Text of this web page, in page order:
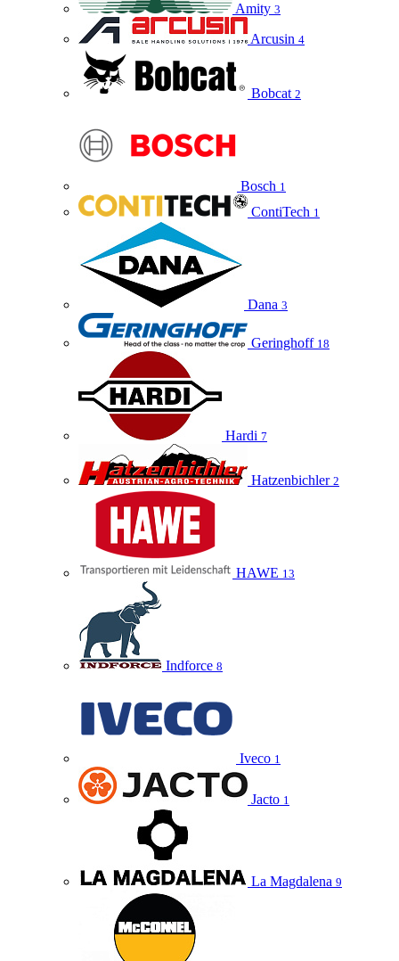
Amity 3
Arcusin 4
Bobcat 2
Bosch 1
ContiTech 1
Dana 3
Geringhoff 18
Hardi 7
Hatzenbichler 2
HAWE 13
Indforce 8
Iveco 1
Jacto 1
La Magdalena 9